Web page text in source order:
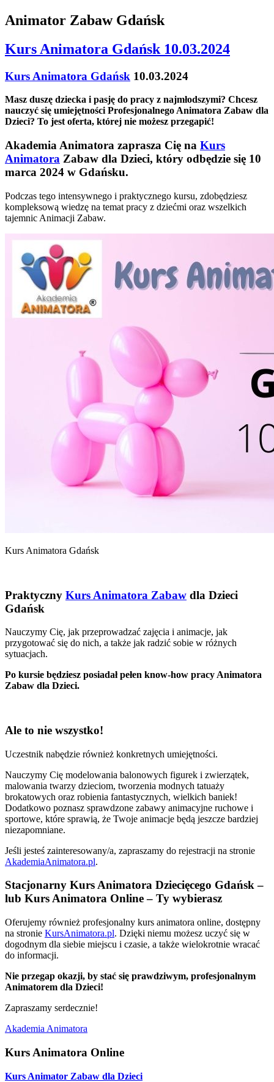
Animator Zabaw Gdańsk
Kurs Animatora Gdańsk 10.03.2024
Kurs Animatora Gdańsk 10.03.2024
Masz duszę dziecka i pasję do pracy z najmłodszymi? Chcesz
nauczyć się umiejętności Profesjonalnego Animatora Zabaw dla
Dzieci? To jest oferta, której nie możesz przegapić!
Akademia Animatora zaprasza Cię na Kurs
Animatora Zabaw dla Dzieci, który odbędzie się 10
marca 2024 w Gdańsku.
Podczas tego intensywnego i praktycznego kursu, zdobędziesz
kompleksową wiedzę na temat pracy z dziećmi oraz wszelkich
tajemnic Animacji Zabaw.
Kurs Animatora Gdańsk
Praktyczny Kurs Animatora Zabaw dla Dzieci
Gdańsk
Nauczymy Cię, jak przeprowadzać zajęcia i animacje, jak
przygotować się do nich, a także jak radzić sobie w różnych
sytuacjach.
Po kursie będziesz posiadał pełen know-how pracy Animatora
Zabaw dla Dzieci.
Ale to nie wszystko!
Uczestnik nabędzie również konkretnych umiejętności.
Nauczymy Cię modelowania balonowych figurek i zwierzątek,
malowania twarzy dzieciom, tworzenia modnych tatuaży
brokatowych oraz robienia fantastycznych, wielkich baniek!
Dodatkowo poznasz sprawdzone zabawy animacyjne ruchowe i
sportowe, które sprawią, że Twoje animacje będą jeszcze bardziej
niezapomniane.
Jeśli jesteś zainteresowany/a, zapraszamy do rejestracji na stronie
AkademiaAnimatora.pl.
Stacjonarny Kurs Animatora Dziecięcego Gdańsk –
lub Kurs Animatora Online – Ty wybierasz
Oferujemy również profesjonalny kurs animatora online, dostępny
na stronie KursAnimatora.pl. Dzięki niemu możesz uczyć się w
dogodnym dla siebie miejscu i czasie, a także wielokrotnie wracać
do informacji.
Nie przegap okazji, by stać się prawdziwym, profesjonalnym
Animatorem dla Dzieci!
Zapraszamy serdecznie!
Akademia Animatora
Kurs Animatora Online
Kurs Animator Zabaw dla Dzieci